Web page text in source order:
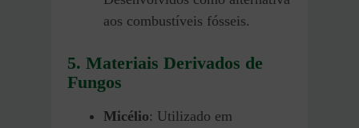
aos combustíveis fósseis.
5. Materiais Derivados de
Fungos
Micélio: Utilizado em